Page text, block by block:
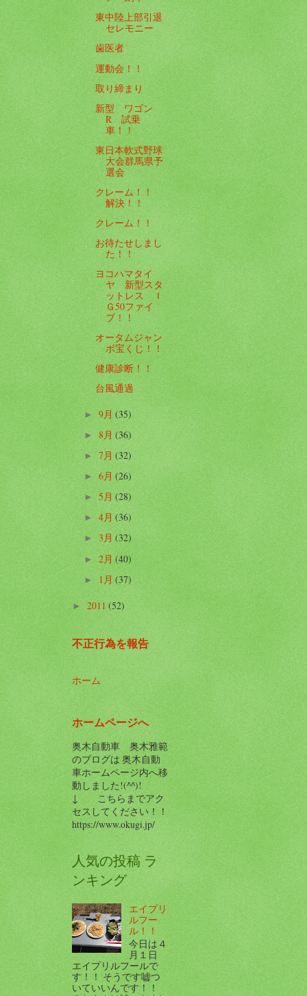
東中陸上部引退
セレモニー
歯医者
運動会！！
取り締まり
新型 ワゴン
R 試乗
車！！
東日本軟式野球
大会群馬県予
選会
クレーム！！
解決！！
クレーム！！
お待たせしまし
た！！
ヨコハマタイ
ヤ 新型スタ
ットレス Ｉ
Ｇ50ファイ
ブ！！
オータムジャン
ボ宝くじ！！
健康診断！！
台風通過
►9月(35)
►8月(36)
►7月(32)
►6月(26)
►5月(28)
►4月(36)
►3月(32)
►2月(40)
►1月(37)
►2011(52)
不正行為を報告
ホーム
ホームページへ
奥木自動車 奥木雅範
のブログは 奥木自動
車ホームページ内へ移
動しました!(^^)!
↓ こちらまでアク
セスしてください！！
https://www.okugi.jp/
人気の投稿 ラ
ンキング
エイプリ
ルフー
ル！！
今日は４
月１日
エイプリルフールで
す！！ そうです嘘つ
いていいんです！！